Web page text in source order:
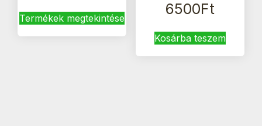
Termékek megtekintése
6500Ft
Kosárba teszem